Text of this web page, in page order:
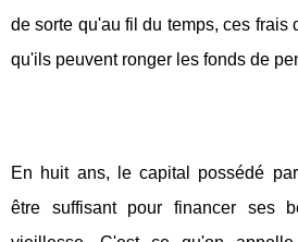
de sorte qu'au fil du temps, ces frais
qu'ils peuvent ronger les fonds de
En huit ans, le capital possédé
être suffisant pour financer ses